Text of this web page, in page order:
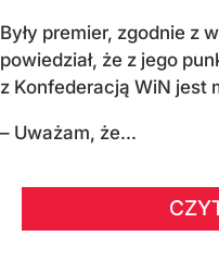
Były premier, zgodnie z
powiedział, że z jego
z Konfederacją WiN jest
– Uważam, że...